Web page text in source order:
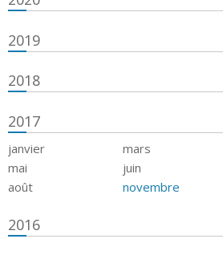
2019
2018
2017
janvier mars
mai
juin
août
novembre
2016